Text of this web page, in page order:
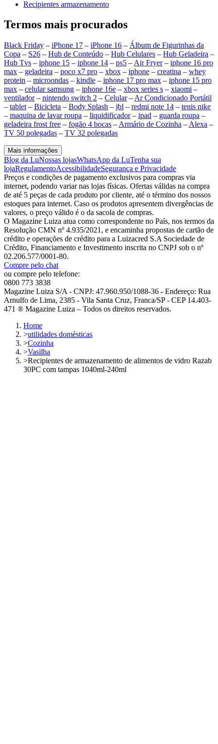
Recipientes armazenamento
Termos mais procurados
Black Friday – iPhone 17 – iPhone 16 – Álbum de Figurinhas da
Copa – S26 – Hub de Conteúdo – Hub Celulares – Hub Geladeira –
Hub Tvs – iphone 15 – iphone 14 – ps5 – Air Fryer– iphone 16 pro
max – geladeira – poco x7 pro – xbox – iphone – creatina – whey
protein – microondas – kindle – iphone 17 pro max – iphone 15 pro
max – celular samsung – iphone 16e – xbox series s – xiaomi –
ventilador– nintendo switch 2 – Celular– Ar Condicionado Portátil
– tablet – Bicicleta – Body Splash – jbl – redmi note 14 – tenis nike
– maquina de lavar roupa – liquidificador– ipad – guarda roupa –
geladeira frost free – fogão 4 bocas – Armário de Cozinha – Alexa –
TV 50 polegadas – TV 32 polegadas
Mais informações
Blog da LuNossas lojasWhatsApp da LuTenha sua
lojaRegulamentoAcessibilidadeSegurança e Privacidade
Preços e condições de pagamento exclusivos para compras via
internet, podendo variar nas lojas físicas. Ofertas válidas na compra
de até 5 peças de cada produto por cliente, até o término dos nossos
estoques para internet. Caso os produtos apresentem divergências de
valores, o preço válido é o da sacola de compras.
O Magazine Luiza atua como correspondente no País, nos termos da
Resolução CMN nº 4.935/2021, e encaminha propostas de cartão de
crédito e operações de crédito para a Luizacred S.A Sociedade de
Crédito, Financiamento e Investimento inscrita no CNPJ sob o nº
02.206.577/0001-80.
Compre pelo chat
ou compre pelo telefone:
0800 773 3838
Magazine Luiza S/A - CNPJ: 47.960.950/1088-36 - Endereço: Rua
Arnulfo de Lima, 2385 - Vila Santa Cruz, Franca/SP - CEP 14.403-
471 ® Magazine Luiza – Todos os direitos reservados.
Home
>utilidades domésticas
>Cozinha
>Vasilha
>Recipientes de armazenamento de alimentos de vidro Razab
30PC com tampas 1040ml-240ml